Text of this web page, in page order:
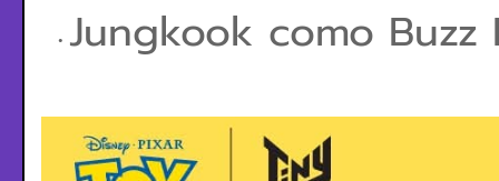
Jungkook como